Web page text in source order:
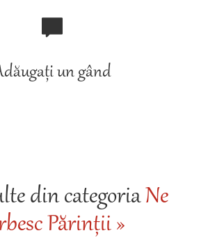
un gând
din categoriaNe
Părinții »